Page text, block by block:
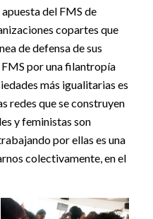
del FMS de
copartes que
de defensa de sus
por una filantropía
más igualitarias es
redes que se construyen
y feministas son
por ellas es una
colectivamente, en el